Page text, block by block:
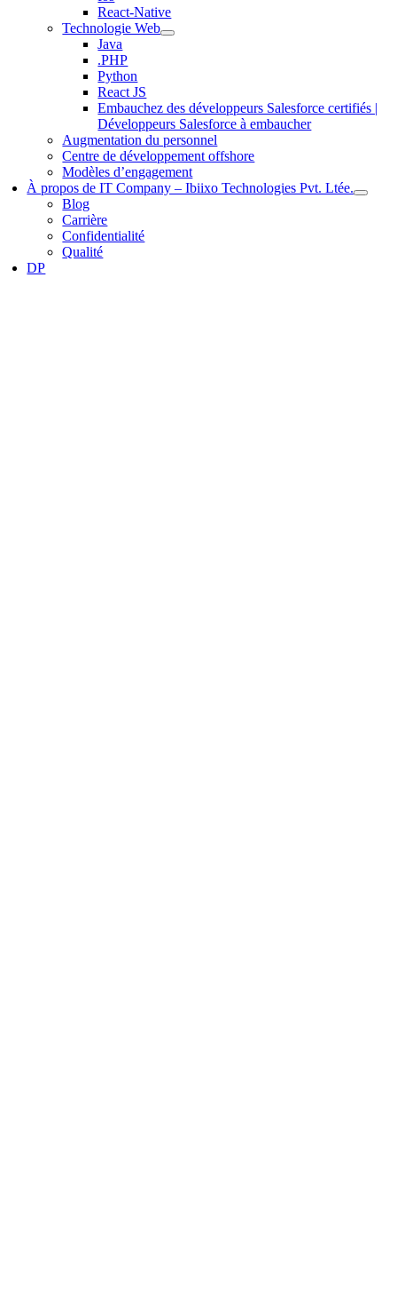
React-Native
Technologie Web
Java
.PHP
Python
React JS
Embauchez des développeurs Salesforce certifiés |
Développeurs Salesforce à embaucher
Augmentation du personnel
Centre de développement offshore
Modèles d’engagement
À propos de IT Company – Ibiixo Technologies Pvt. Ltée.
Blog
Carrière
Confidentialité
Qualité
DP